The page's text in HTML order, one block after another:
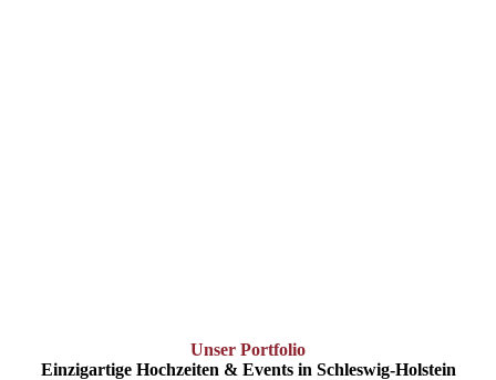
Unser Portfolio
Einzigartige Hochzeiten & Events in Schleswig-Holstein